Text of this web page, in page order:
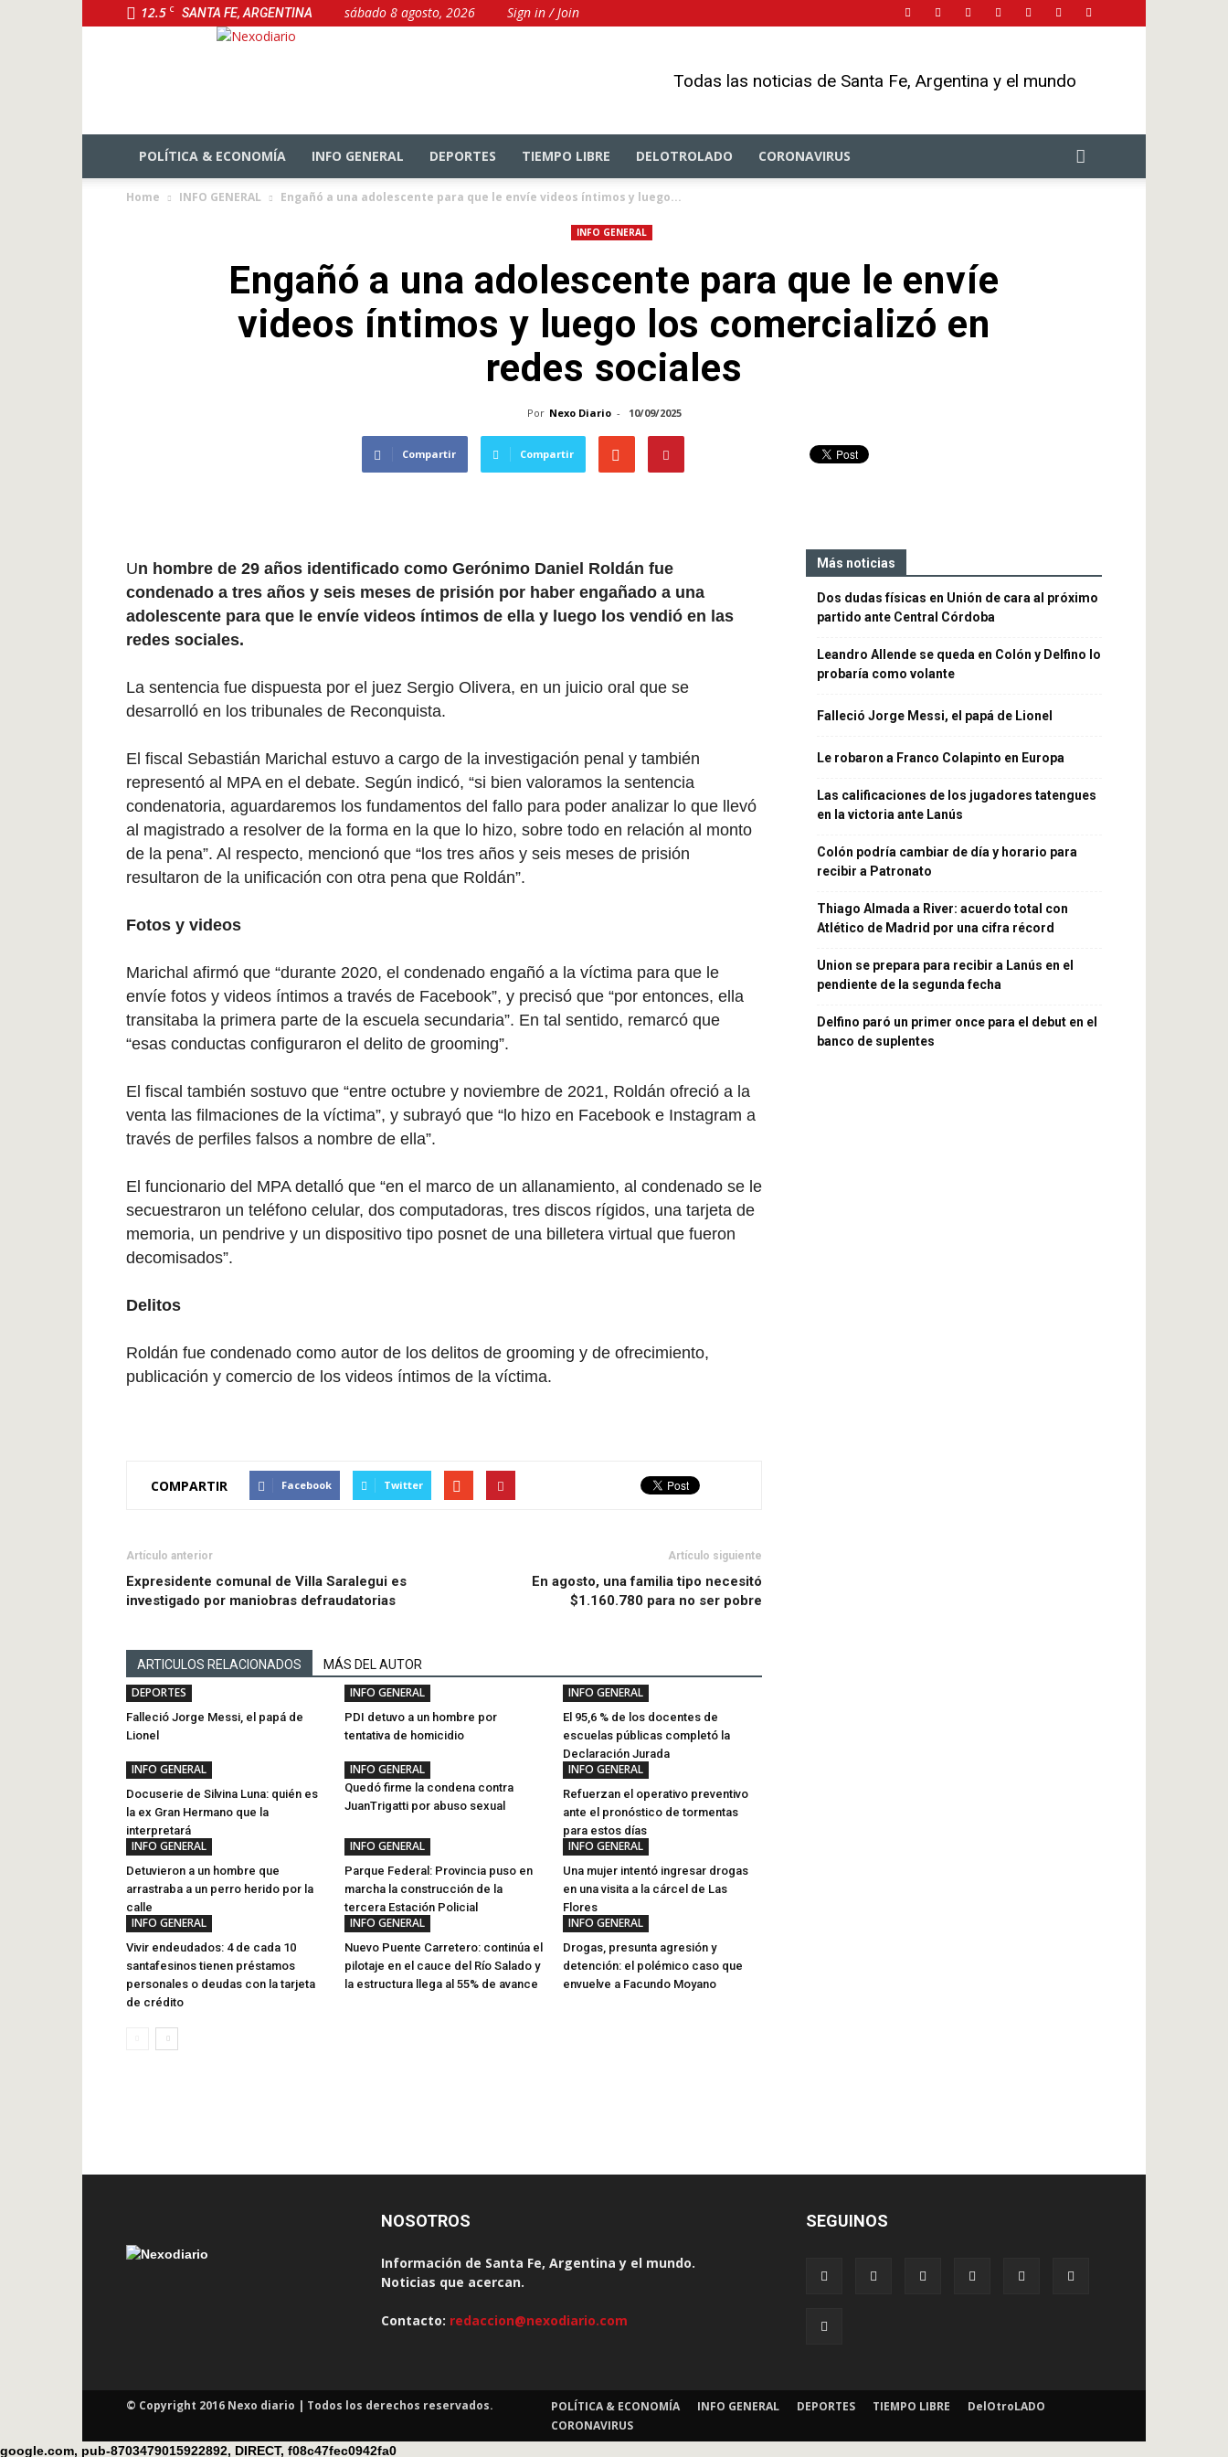
12.5 C SANTA FE, ARGENTINA sábado 8 agosto, 2026
Sign in / Join
Todas las noticias de Santa Fe, Argentina y el mundo
POLÍTICA & ECONOMÍA INFO GENERAL DEPORTES TIEMPO LIBRE DELOTROLADO CORONAVIRUS
Home INFO GENERAL Engañó a una adolescente para que le envíe videos íntimos y luego...
INFO GENERAL
Engañó a una adolescente para que le envíe
videos íntimos y luego los comercializó en
redes sociales
Por Nexo Diario - 10/09/2025
Compartir Compartir
Un hombre de 29 años identificado como Gerónimo Daniel Roldán fue
condenado a tres años y seis meses de prisión por haber engañado a una
adolescente para que le envíe videos íntimos de ella y luego los vendió en las
redes sociales.
La sentencia fue dispuesta por el juez Sergio Olivera, en un juicio oral que se
desarrolló en los tribunales de Reconquista.
El fiscal Sebastián Marichal estuvo a cargo de la investigación penal y también
representó al MPA en el debate. Según indicó, “si bien valoramos la sentencia
condenatoria, aguardaremos los fundamentos del fallo para poder analizar lo que llevó
al magistrado a resolver de la forma en la que lo hizo, sobre todo en relación al monto
de la pena”. Al respecto, mencionó que “los tres años y seis meses de prisión
resultaron de la unificación con otra pena que Roldán”.
Fotos y videos
Marichal afirmó que “durante 2020, el condenado engañó a la víctima para que le
envíe fotos y videos íntimos a través de Facebook”, y precisó que “por entonces, ella
transitaba la primera parte de la escuela secundaria”. En tal sentido, remarcó que
“esas conductas configuraron el delito de grooming”.
El fiscal también sostuvo que “entre octubre y noviembre de 2021, Roldán ofreció a la
venta las filmaciones de la víctima”, y subrayó que “lo hizo en Facebook e Instagram a
través de perfiles falsos a nombre de ella”.
El funcionario del MPA detalló que “en el marco de un allanamiento, al condenado se le
secuestraron un teléfono celular, dos computadoras, tres discos rígidos, una tarjeta de
memoria, un pendrive y un dispositivo tipo posnet de una billetera virtual que fueron
decomisados”.
Delitos
Roldán fue condenado como autor de los delitos de grooming y de ofrecimiento,
publicación y comercio de los videos íntimos de la víctima.
COMPARTIR Facebook Twitter
Artículo anterior
Expresidente comunal de Villa Saralegui es
investigado por maniobras defraudatorias
Artículo siguiente
En agosto, una familia tipo necesitó
$1.160.780 para no ser pobre
ARTICULOS RELACIONADOS MÁS DEL AUTOR
DEPORTES
Falleció Jorge Messi, el papá de
Lionel
INFO GENERAL
PDI detuvo a un hombre por
tentativa de homicidio
INFO GENERAL
El 95,6 % de los docentes de
escuelas públicas completó la
Declaración Jurada
INFO GENERAL
Docuserie de Silvina Luna: quién es
la ex Gran Hermano que la
interpretará
INFO GENERAL
Quedó firme la condena contra
JuanTrigatti por abuso sexual
INFO GENERAL
Refuerzan el operativo preventivo
ante el pronóstico de tormentas
para estos días
INFO GENERAL
Detuvieron a un hombre que
arrastraba a un perro herido por la
calle
INFO GENERAL
Parque Federal: Provincia puso en
marcha la construcción de la
tercera Estación Policial
INFO GENERAL
Una mujer intentó ingresar drogas
en una visita a la cárcel de Las
Flores
INFO GENERAL
Vivir endeudados: 4 de cada 10
santafesinos tienen préstamos
personales o deudas con la tarjeta
de crédito
INFO GENERAL
Nuevo Puente Carretero: continúa el
pilotaje en el cauce del Río Salado y
la estructura llega al 55% de avance
INFO GENERAL
Drogas, presunta agresión y
detención: el polémico caso que
envuelve a Facundo Moyano
Más noticias
Dos dudas físicas en Unión de cara al próximo
partido ante Central Córdoba
Leandro Allende se queda en Colón y Delfino lo
probaría como volante
Falleció Jorge Messi, el papá de Lionel
Le robaron a Franco Colapinto en Europa
Las calificaciones de los jugadores tatengues
en la victoria ante Lanús
Colón podría cambiar de día y horario para
recibir a Patronato
Thiago Almada a River: acuerdo total con
Atlético de Madrid por una cifra récord
Union se prepara para recibir a Lanús en el
pendiente de la segunda fecha
Delfino paró un primer once para el debut en el
banco de suplentes
NOSOTROS
Información de Santa Fe, Argentina y el mundo.
Noticias que acercan.
Contacto: redaccion@nexodiario.com
SEGUINOS
POLÍTICA & ECONOMÍA INFO GENERAL DEPORTES TIEMPO LIBRE
DelOtroLADO
CORONAVIRUS
© Copyright 2016 Nexo diario | Todos los derechos reservados.
google.com, pub-8703479015922892, DIRECT, f08c47fec0942fa0